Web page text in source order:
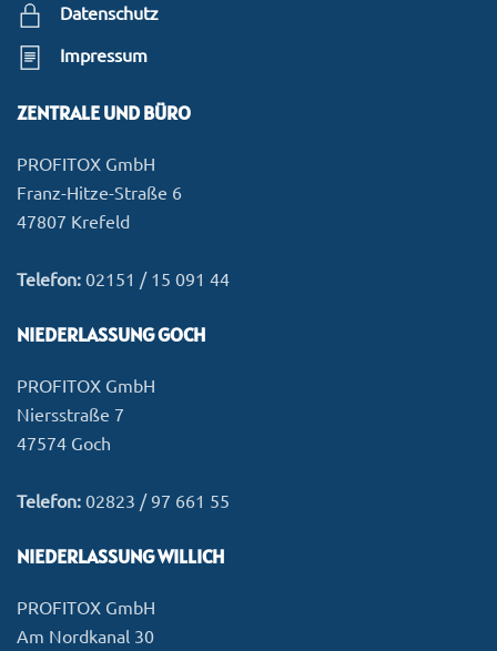
Datenschutz
Impressum
ZENTRALE UND BÜRO
PROFITOX GmbH
Franz-Hitze-Straße 6
47807 Krefeld
Telefon: 02151 / 15 091 44
NIEDERLASSUNG GOCH
PROFITOX GmbH
Niersstraße 7
47574 Goch
Telefon: 02823 / 97 661 55
NIEDERLASSUNG WILLICH
PROFITOX GmbH
Am Nordkanal 30